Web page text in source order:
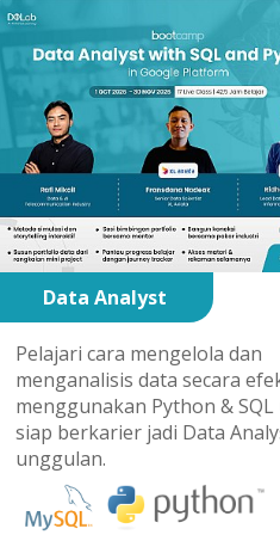
Data Analyst
Pelajari cara mengelola dan
menganalisis data secara
menggunakan Python &
siap berkarier jadi Data
unggulan.